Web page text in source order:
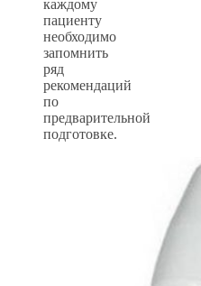
каждому
пациенту
необходимо
запомнить
ряд
рекомендаций
по
предварительной
подготовке.